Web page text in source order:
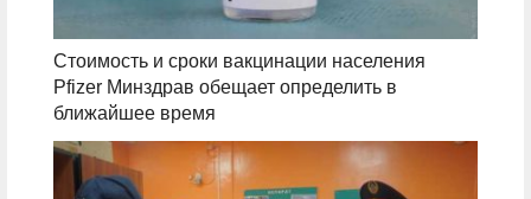
Стоимость и сроки вакцинации населения
Pfizer Минздрав обещает определить в
ближайшее время